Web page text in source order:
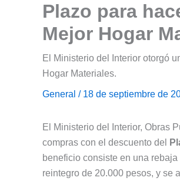
Plazo para
Mejor Hogar
El Ministerio del Interior otorgó
Hogar Materiales.
General / 18 de septiembre de
El Ministerio del Interior, Obras
compras con el descuento del
beneficio consiste en una
reintegro de 20.000 pesos, y se